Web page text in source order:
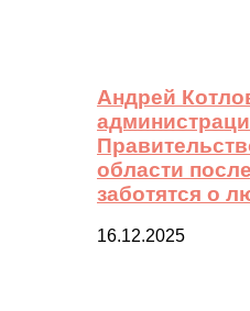
Андрей
области
заботятся о
16.12.2025